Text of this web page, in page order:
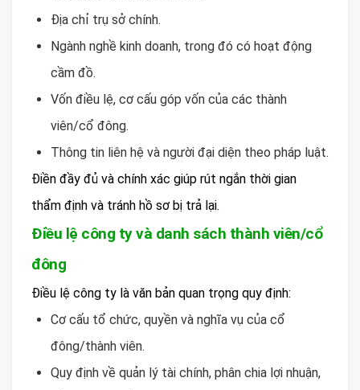
Địa chỉ trụ sở chính.
Ngành nghề kinh doanh, trong đó có hoạt động
cầm đồ.
Vốn điều lệ, cơ cấu góp vốn của các thành
viên/cổ đông.
Thông tin liên hệ và người đại diện theo pháp luật.
Điền đầy đủ và chính xác giúp rút ngắn thời gian
thẩm định và tránh hồ sơ bị trả lại.
Điều lệ công ty và danh sách thành viên/cổ
đông
Điều lệ công ty là văn bản quan trọng quy định:
Cơ cấu tổ chức, quyền và nghĩa vụ của cổ
đông/thành viên.
Quy định về quản lý tài chính, phân chia lợi nhuận,